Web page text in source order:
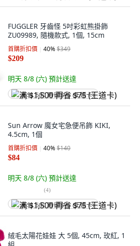
FUGGLER 牙齒怪 5吋彩虹熊掛飾
ZU09989, 隨機款式, 1個, 15cm
首購折扣價 40%$349
$209
明天 8/8 (六) 預計送達
满 $1,500 再省 $75 (王道卡)
Sun Arrow 魔女宅急便吊飾 KIKI,
4.5cm, 1個
首購折扣價 40%$140
$84
明天 8/8 (六) 預計送達
(4)
满 $1,500 再省 $75 (王道卡)
絨毛太陽花娃娃 大 5個, 45cm, 玫紅, 1